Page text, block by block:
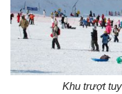
Khu trượt